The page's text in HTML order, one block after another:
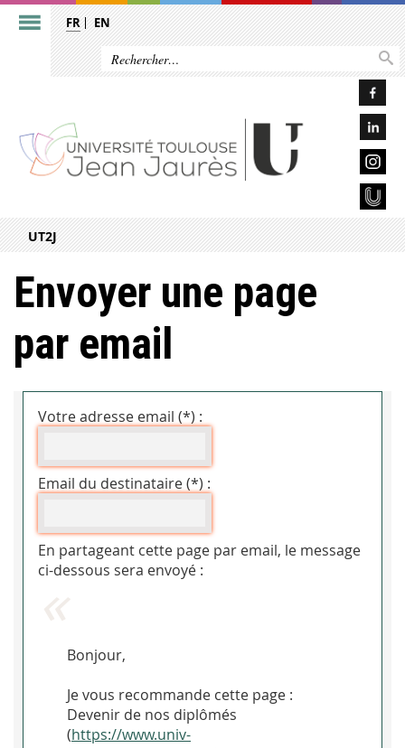
FR EN
UT2J
Envoyer une page
par email
Votre adresse email (*) :
Email du destinataire (*) :
En partageant cette page par email, le message
ci-dessous sera envoyé :
Bonjour,
Je vous recommande cette page :
Devenir de nos diplômés
(https://www.univ-